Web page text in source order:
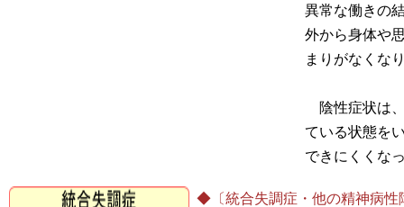
異常な働きの
外から身体や
まりがなくな
陰性症状は
ている状態を
できにくくな
◆〔統合失調症・他の精神病性